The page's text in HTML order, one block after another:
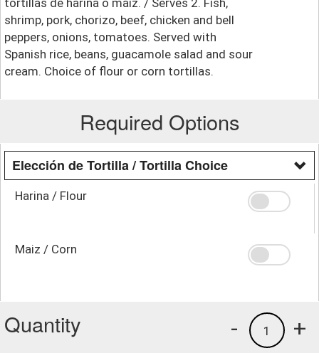
shrimp, pork, chorizo, beef, chicken and bell
peppers, onions, tomatoes. Served with
Spanish rice, beans, guacamole salad and sour
cream. Choice of flour or corn tortillas.
Required Options
Elección de Tortilla / Tortilla Choice
Harina / Flour
Maiz / Corn
Quantity +
1
-